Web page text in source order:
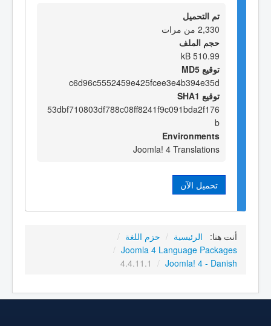
تم التحميل
2,330 من مرات
حجم الملف
510.99 kB
توقيع MD5
c6d96c5552459e425fcee3e4b394e35d
توقيع SHA1
53dbf710803df788c08ff8241f9c091bda2f176
b
Environments
Joomla! 4 Translations
تحميل الآن
أنت هنا: الرئيسية / حزم اللغة /
Joomla 4 Language Packages
/
Joomla! 4 - Danish
/
4.4.11.1